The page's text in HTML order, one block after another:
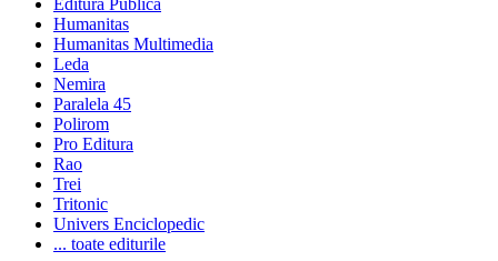
Humanitas
Humanitas Multimedia
Leda
Nemira
Paralela 45
Polirom
Pro Editura
Rao
Trei
Tritonic
Univers Enciclopedic
... toate editurile